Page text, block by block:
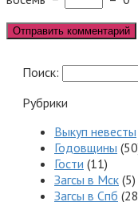
Поиск:
Рубрики
Выкуп невесты
Годовщины
Гости (11)
Загсы в Мск (5)
Загсы в Спб